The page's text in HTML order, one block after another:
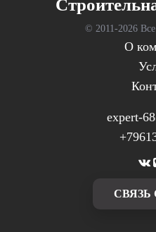
© 2011-2026
О
expert-